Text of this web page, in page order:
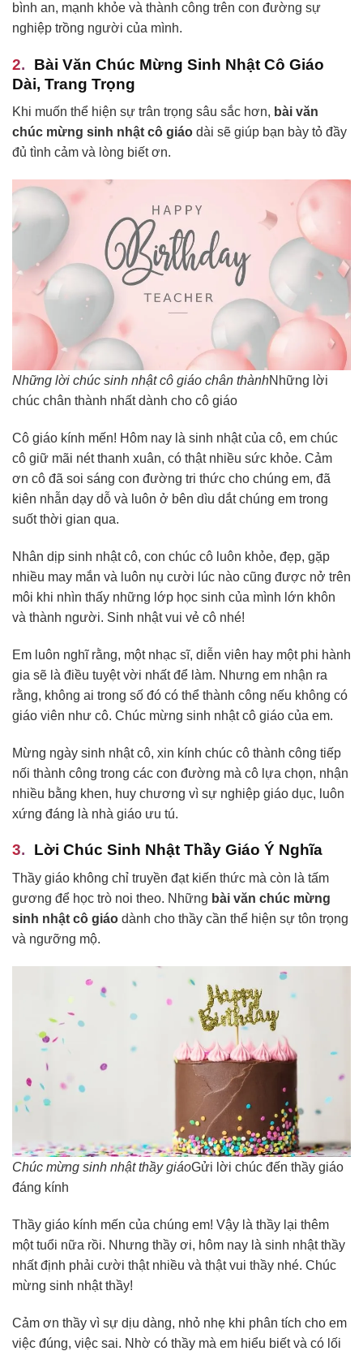
bình an, mạnh khỏe và thành công trên con đường sự
nghiệp trồng người của mình.
Bài Văn Chúc Mừng Sinh Nhật Cô Giáo
Dài, Trang Trọng
Khi muốn thể hiện sự trân trọng sâu sắc hơn, bài văn
chúc mừng sinh nhật cô giáo dài sẽ giúp bạn bày tỏ đầy
đủ tình cảm và lòng biết ơn.
Những lời chúc sinh nhật cô giáo chân thànhNhững lời
chúc chân thành nhất dành cho cô giáo
Cô giáo kính mến! Hôm nay là sinh nhật của cô, em chúc
cô giữ mãi nét thanh xuân, có thật nhiều sức khỏe. Cảm
ơn cô đã soi sáng con đường tri thức cho chúng em, đã
kiên nhẫn dạy dỗ và luôn ở bên dìu dắt chúng em trong
suốt thời gian qua.
Nhân dịp sinh nhật cô, con chúc cô luôn khỏe, đẹp, gặp
nhiều may mắn và luôn nụ cười lúc nào cũng được nở trên
môi khi nhìn thấy những lớp học sinh của mình lớn khôn
và thành người. Sinh nhật vui vẻ cô nhé!
Em luôn nghĩ rằng, một nhạc sĩ, diễn viên hay một phi hành
gia sẽ là điều tuyệt vời nhất để làm. Nhưng em nhận ra
rằng, không ai trong số đó có thể thành công nếu không có
giáo viên như cô. Chúc mừng sinh nhật cô giáo của em.
Mừng ngày sinh nhật cô, xin kính chúc cô thành công tiếp
nối thành công trong các con đường mà cô lựa chọn, nhận
nhiều bằng khen, huy chương vì sự nghiệp giáo dục, luôn
xứng đáng là nhà giáo ưu tú.
Lời Chúc Sinh Nhật Thầy Giáo Ý Nghĩa
Thầy giáo không chỉ truyền đạt kiến thức mà còn là tấm
gương để học trò noi theo. Những bài văn chúc mừng
sinh nhật cô giáo dành cho thầy cần thể hiện sự tôn trọng
và ngưỡng mộ.
Chúc mừng sinh nhật thầy giáoGửi lời chúc đến thầy giáo
đáng kính
Thầy giáo kính mến của chúng em! Vậy là thầy lại thêm
một tuổi nữa rồi. Nhưng thầy ơi, hôm nay là sinh nhật thầy
nhất định phải cười thật nhiều và thật vui thầy nhé. Chúc
mừng sinh nhật thầy!
Cảm ơn thầy vì sự dịu dàng, nhỏ nhẹ khi phân tích cho em
việc đúng, việc sai. Nhờ có thầy mà em hiểu biết và có lối